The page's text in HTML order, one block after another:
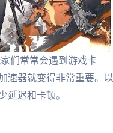
们常常会遇到游戏卡
速器就变得非常重要。以
延迟和卡顿。